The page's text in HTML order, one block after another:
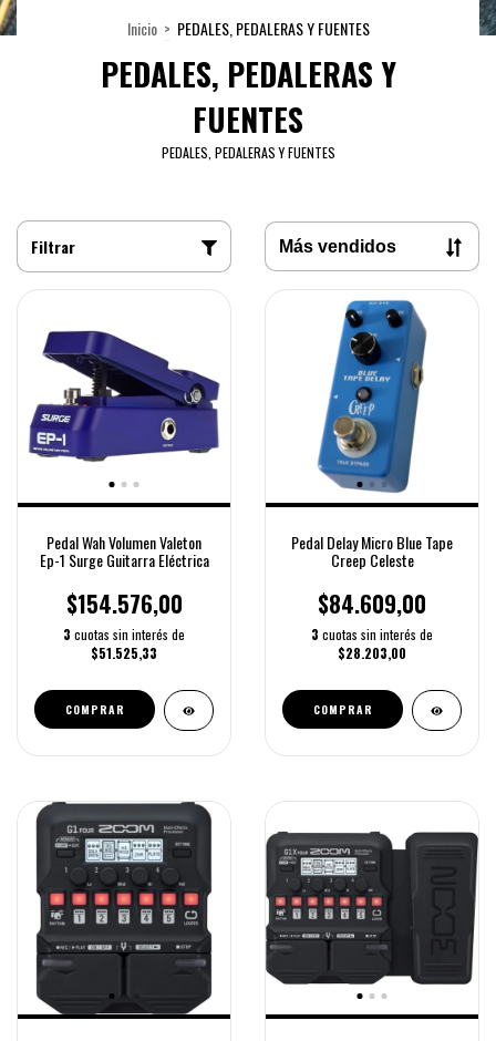
Inicio > PEDALES, PEDALERAS Y FUENTES
PEDALES, PEDALERAS Y
FUENTES
PEDALES, PEDALERAS Y FUENTES
Filtrar
Pedal Wah Volumen Valeton
Ep-1 Surge Guitarra Eléctrica
$154.576,00
3 cuotas sin interés de
$51.525,33
COMPRAR
Pedal Delay Micro Blue Tape
Creep Celeste
$84.609,00
3 cuotas sin interés de
$28.203,00
COMPRAR